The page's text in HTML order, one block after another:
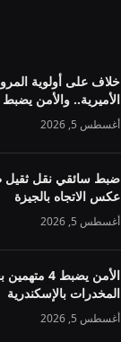
خلاف على أولوية
الأميرية.. والأمن يضبط
أغسطس 5, 2026
ضبط سائقي نقل ثقيل
عكس الاتجاه بالجيزة
أغسطس 5, 2026
الأمن يضبط
المخدرات بالإسكندرية
أغسطس 5, 2026